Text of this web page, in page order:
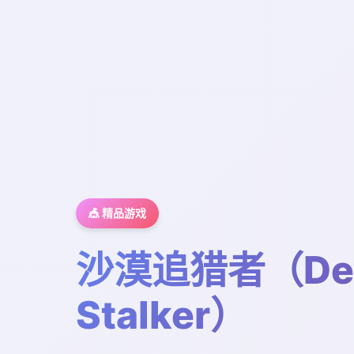
🎪 精品游戏
沙漠追猎者（
Stalker）